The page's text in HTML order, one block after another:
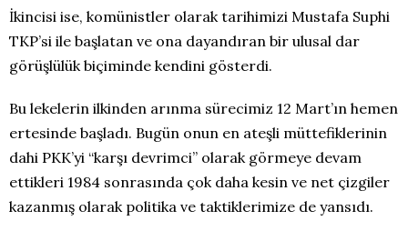
İkincisi ise, komünistler olarak tarihimizi Mustafa Suphi
TKP’si ile başlatan ve ona dayandıran bir ulusal dar
görüşlülük biçiminde kendini gösterdi.
Bu lekelerin ilkinden arınma sürecimiz 12 Mart’ın hemen
ertesinde başladı. Bugün onun en ateşli müttefiklerinin
dahi PKK’yi “karşı devrimci” olarak görmeye devam
ettikleri 1984 sonrasında çok daha kesin ve net çizgiler
kazanmış olarak politika ve taktiklerimize de yansıdı.